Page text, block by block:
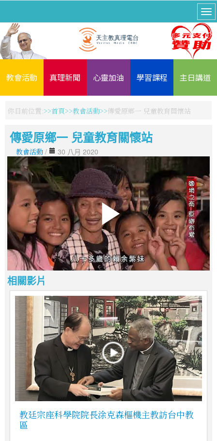
教會活動 真理新聞 心靈加油 學習課程 主日講道
你目前位置: 首頁 教會活動 傳愛原鄉一 兒童教育關懷站
傳愛原鄉一 兒童教育關懷站
教會活動 / 30 八月 2020
相關影片
教廷宗座科學院院長涂克森樞機主教訪台中教
區